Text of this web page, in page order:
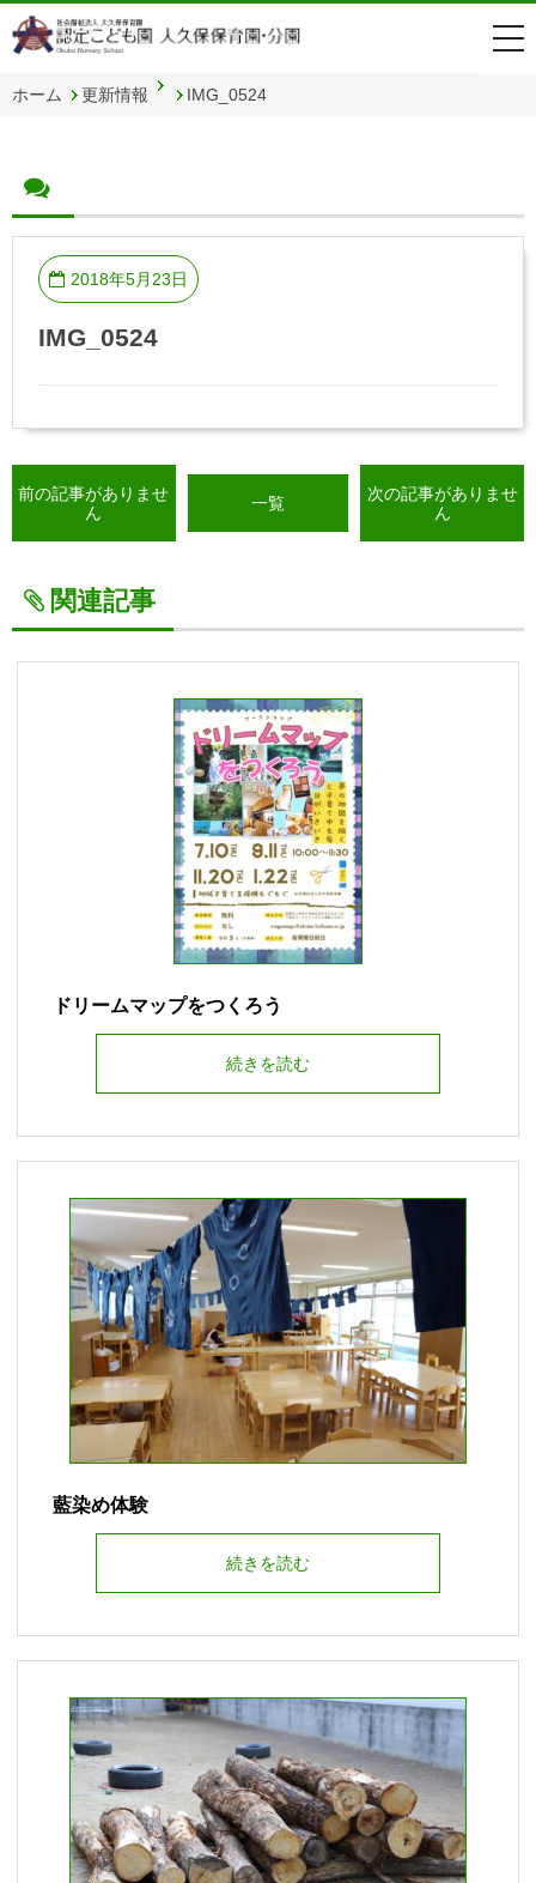
ホーム 更新情報 IMG_0524
2018年5月23日
IMG_0524
前の記事がありませ
ん
一覧
次の記事がありませ
ん
関連記事
ドリームマップをつくろう
続きを読む
藍染め体験
続きを読む